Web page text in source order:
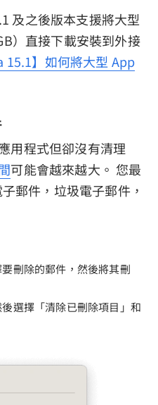
及之後版本支援將大型
）直接下載安裝到外接
15.1】如何將大型 App
用程式但卻沒有清理
可能會越來越大。 您最
郵件，垃圾電子郵件，
刪除的郵件，然後將其刪
選擇「清除已刪除項目」和